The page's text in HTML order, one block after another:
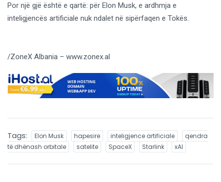
Por një gjë është e qartë: për Elon Musk, e ardhmja e
inteligjencës artificiale nuk ndalet në sipërfaqen e Tokës.
/ZoneX Albania – www.zonex.al
Tags: Elon Musk hapesire inteligjence artificiale
qendra
të dhënash orbitale
satelite SpaceX Starlink xAI